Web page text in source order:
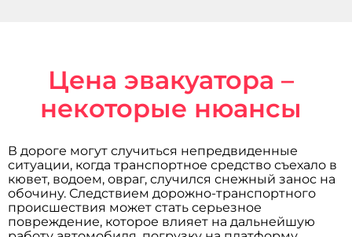
Цена эвакуатора –
некоторые нюансы
В дороге могут случиться непредвиденные
ситуации, когда транспортное средство съехало в
кювет, водоем, овраг, случился снежный занос на
обочину. Следствием дорожно-транспортного
происшествия может стать серьезное
повреждение, которое влияет на дальнейшую